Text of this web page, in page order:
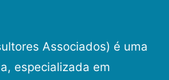
Associados) é uma
especializada em